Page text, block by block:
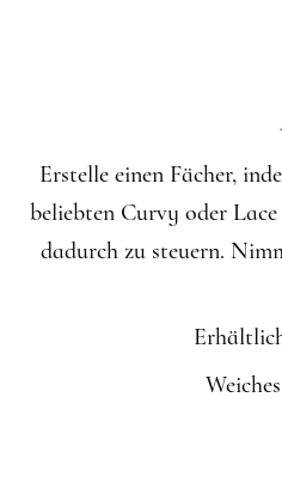
Erstelle einen Fächer,
beliebten Curvy oder
dadurch zu steuern.